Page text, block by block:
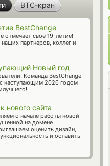
BTC-кран
BestChange
отмечает свое 19-летие!
партнеров, коллег и
Новый год
Команда BestChange
с наступающим 2026 годом
нового сайта
о начале работы новой
на домене
оценить дизайн,
и оставить